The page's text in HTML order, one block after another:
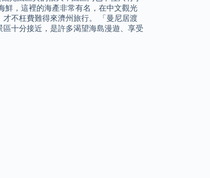
鮮，這裡的海產非常有名，在中文觀光
不枉費難得來濟州旅行。 「曼尼居渡
十分接近，是許多渴望海島漫遊、享受